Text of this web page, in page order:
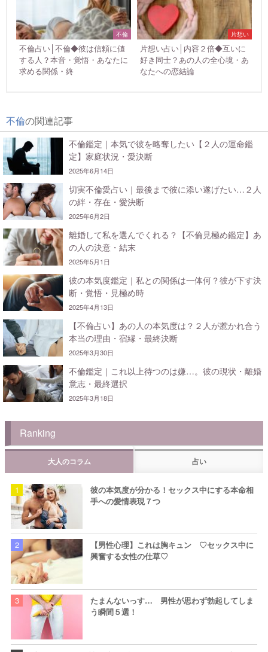
不倫
不倫占い│不倫◆彼は信頼に値
する人？本音・覚悟・あなたに
求める関係・終
片想い
片想い占い│内容２倍◆互いに
好き同士？あの人の全心境・あ
なたへの恋結論
不倫の関連記事
不倫鑑定｜本気で彼を略奪したい【２人の運命鑑
定】家庭状況・愛決断
2025年6月14日
切実不倫愛占い｜最後まで彼に添い遂げたい…２人
の絆・存在・愛決断
2025年6月2日
離婚して私を選んでくれる？【不倫見極め鑑定】あ
の人の決意・結末
2025年5月1日
彼の本気度鑑定｜私との関係は一体何？彼が下す決
断・覚悟・見極め時
2025年4月13日
【不倫占い】あの人の本気度は？２人が惹かれ合う
本当の理由・宿縁・最終決断
2025年3月30日
不倫鑑定｜これ以上待つのは嫌…。彼の現状・離婚
意志・最終選択
2025年3月18日
Ranking
大人のコラム 占い
彼の本気度が分かる！セックス中にする本命相
手への愛情表現７つ
【男性心理】これは胸キュン ♡セックス中に
興奮する女性の仕草♡
たまんないっす… 男性が思わず勃起してしま
う瞬間５選！